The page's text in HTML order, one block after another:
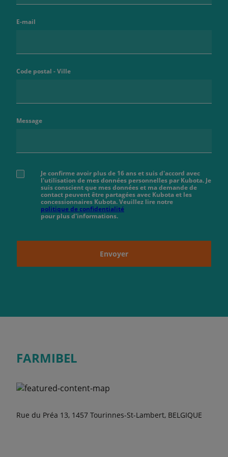
E-mail
Code postal - Ville
Message
Je confirme avoir plus de 16 ans et suis d'accord avec
l'utilisation de mes données personnelles par Kubota. Je
suis conscient que mes données et ma demande de
contact peuvent être partagées avec Kubota et les
concessionnaires Kubota. Veuillez lire notre
politique de confidentialité
pour plus d'informations.
Envoyer
FARMIBEL
Rue du Préa 13, 1457 Tourinnes-St-Lambert, BELGIQUE